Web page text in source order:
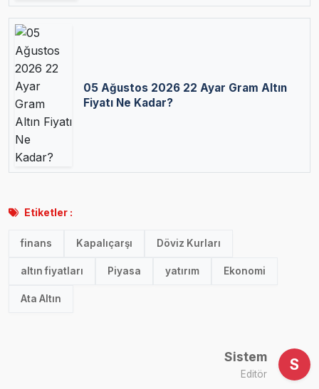
05 Ağustos 2026 22 Ayar Gram Altın
Fiyatı Ne Kadar?
Etiketler :
finans Kapalıçarşı Döviz Kurları
altın fiyatları Piyasa yatırım Ekonomi
Ata Altın
Sistem
Editör
S